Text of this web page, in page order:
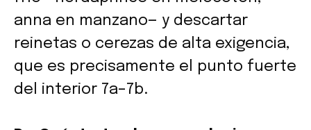
anna en manzano— y descartar
reinetas o cerezas de alta exigencia,
que es precisamente el punto fuerte
del interior 7a–7b.